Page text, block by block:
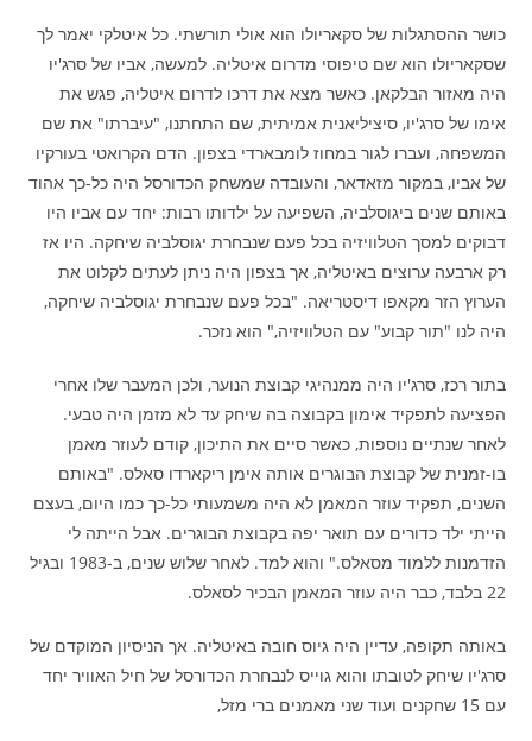
כושר ההסתגלות של סקאריולו הוא אולי תורשתי. כל איטלקי יאמר לך
שסקאריולו הוא שם טיפוסי מדרום איטליה. למעשה, אביו של סרג'יו
היה מאזור הבלקאן. כאשר מצא את דרכו לדרום איטליה, פגש את
אימו של סרג'יו, סיציליאנית אמיתית, שם התחתנו, "עיברתו" את שם
המשפחה, ועברו לגור במחוז לומבארדי בצפון. הדם הקרואטי בעורקיו
של אביו, במקור מזאדאר, והעובדה שמשחק הכדורסל היה כל-כך אהוד
באותם שנים ביגוסלביה, השפיעה על ילדותו רבות: יחד עם אביו היו
דבוקים למסך הטלוויזיה בכל פעם שנבחרת יגוסלביה שיחקה. היו אז
רק ארבעה ערוצים באיטליה, אך בצפון היה ניתן לעתים לקלוט את
הערוץ הזר מקאפו דיסטריאה. "בכל פעם שנבחרת יגוסלביה שיחקה,
היה לנו "תור קבוע" עם הטלוויזיה," הוא נזכר.
בתור רכז, סרג'יו היה ממנהיגי קבוצת הנוער, ולכן המעבר שלו אחרי
הפציעה לתפקיד אימון בקבוצה בה שיחק עד לא מזמן היה טבעי.
לאחר שנתיים נוספות, כאשר סיים את התיכון, קודם לעוזר מאמן
בו-זמנית של קבוצת הבוגרים אותה אימן ריקארדו סאלס. "באותם
השנים, תפקיד עוזר המאמן לא היה משמעותי כל-כך כמו היום, בעצם
הייתי ילד כדורים עם תואר יפה בקבוצת הבוגרים. אבל הייתה לי
הזדמנות ללמוד מסאלס." והוא למד. לאחר שלוש שנים, ב-1983 ובגיל
22 בלבד, כבר היה עוזר המאמן הבכיר לסאלס.
באותה תקופה, עדיין היה גיוס חובה באיטליה. אך הניסיון המוקדם של
סרג'יו שיחק לטובתו והוא גוייס לנבחרת הכדורסל של חיל האוויר יחד
עם 15 שחקנים ועוד שני מאמנים ברי מזל,